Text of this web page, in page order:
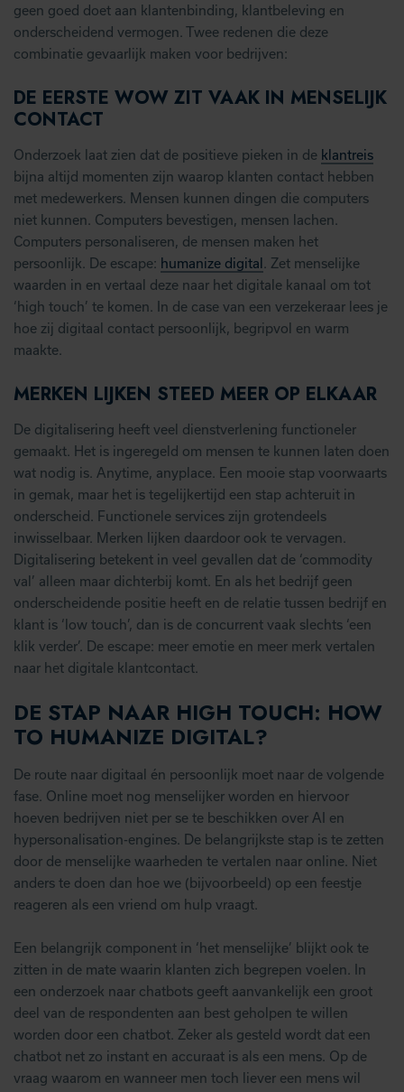
geen goed doet aan klantenbinding, klantbeleving en
onderscheidend vermogen. Twee redenen die deze
combinatie gevaarlijk maken voor bedrijven:
DE EERSTE WOW ZIT VAAK IN MENSELIJK
CONTACT
Onderzoek laat zien dat de positieve pieken in de klantreis
bijna altijd momenten zijn waarop klanten contact hebben
met medewerkers. Mensen kunnen dingen die computers
niet kunnen. Computers bevestigen, mensen lachen.
Computers personaliseren, de mensen maken het
persoonlijk. De escape: humanize digital
. Zet menselijke
waarden in en vertaal deze naar het digitale kanaal om tot
‘high touch’ te komen. In de case van een verzekeraar lees je
hoe zij digitaal contact persoonlijk, begripvol en warm
maakte.
MERKEN LIJKEN STEED MEER OP ELKAAR
De digitalisering heeft veel dienstverlening functioneler
gemaakt. Het is ingeregeld om mensen te kunnen laten doen
wat nodig is. Anytime, anyplace. Een mooie stap voorwaarts
in gemak, maar het is tegelijkertijd een stap achteruit in
onderscheid. Functionele services zijn grotendeels
inwisselbaar. Merken lijken daardoor ook te vervagen.
Digitalisering betekent in veel gevallen dat de ‘commodity
val’ alleen maar dichterbij komt. En als het bedrijf geen
onderscheidende positie heeft en de relatie tussen bedrijf en
klant is ‘low touch’, dan is de concurrent vaak slechts ‘een
klik verder’. De escape: meer emotie en meer merk vertalen
naar het digitale klantcontact.
DE STAP NAAR HIGH TOUCH: HOW
TO HUMANIZE DIGITAL?
De route naar digitaal én persoonlijk moet naar de volgende
fase. Online moet nog menselijker worden en hiervoor
hoeven bedrijven niet per se te beschikken over AI en
hypersonalisation-engines. De belangrijkste stap is te zetten
door de menselijke waarheden te vertalen naar online. Niet
anders te doen dan hoe we (bijvoorbeeld) op een feestje
reageren als een vriend om hulp vraagt.
Een belangrijk component in ‘het menselijke’ blijkt ook te
zitten in de mate waarin klanten zich begrepen voelen. In
een onderzoek naar chatbots geeft aanvankelijk een groot
deel van de respondenten aan best geholpen te willen
worden door een chatbot. Zeker als gesteld wordt dat een
chatbot net zo instant en accuraat is als een mens. Op de
vraag waarom en wanneer men toch liever een mens wil